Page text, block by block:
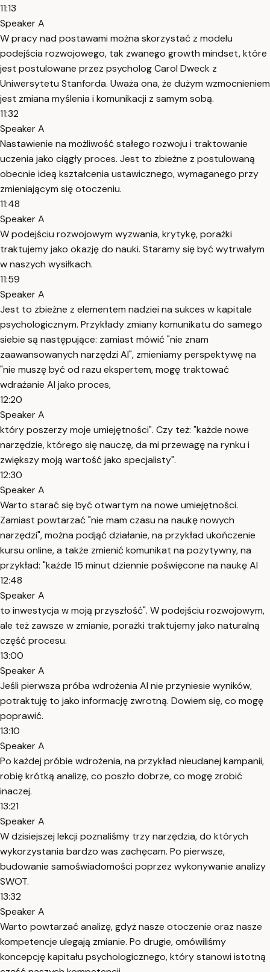
11:13
Speaker A
W pracy nad postawami można skorzystać z modelu
podejścia rozwojowego, tak zwanego growth mindset, które
jest postulowane przez psycholog Carol Dweck z
Uniwersytetu Stanforda. Uważa ona, że dużym wzmocnieniem
jest zmiana myślenia i komunikacji z samym sobą.
11:32
Speaker A
Nastawienie na możliwość stałego rozwoju i traktowanie
uczenia jako ciągły proces. Jest to zbieżne z postulowaną
obecnie ideą kształcenia ustawicznego, wymaganego przy
zmieniającym się otoczeniu.
11:48
Speaker A
W podejściu rozwojowym wyzwania, krytykę, porażki
traktujemy jako okazję do nauki. Staramy się być wytrwałym
w naszych wysiłkach.
11:59
Speaker A
Jest to zbieżne z elementem nadziei na sukces w kapitale
psychologicznym. Przykłady zmiany komunikatu do samego
siebie są następujące: zamiast mówić "nie znam
zaawansowanych narzędzi AI", zmieniamy perspektywę na
"nie muszę być od razu ekspertem, mogę traktować
wdrażanie AI jako proces,
12:20
Speaker A
który poszerzy moje umiejętności". Czy też: "każde nowe
narzędzie, którego się nauczę, da mi przewagę na rynku i
zwiększy moją wartość jako specjalisty".
12:30
Speaker A
Warto starać się być otwartym na nowe umiejętności.
Zamiast powtarzać "nie mam czasu na naukę nowych
narzędzi", można podjąć działanie, na przykład ukończenie
kursu online, a także zmienić komunikat na pozytywny, na
przykład: "każde 15 minut dziennie poświęcone na naukę AI
12:48
Speaker A
to inwestycja w moją przyszłość". W podejściu rozwojowym,
ale też zawsze w zmianie, porażki traktujemy jako naturalną
część procesu.
13:00
Speaker A
Jeśli pierwsza próba wdrożenia AI nie przyniesie wyników,
potraktuję to jako informację zwrotną. Dowiem się, co mogę
poprawić.
13:10
Speaker A
Po każdej próbie wdrożenia, na przykład nieudanej kampanii,
robię krótką analizę, co poszło dobrze, co mogę zrobić
inaczej.
13:21
Speaker A
W dzisiejszej lekcji poznaliśmy trzy narzędzia, do których
wykorzystania bardzo was zachęcam. Po pierwsze,
budowanie samoświadomości poprzez wykonywanie analizy
SWOT.
13:32
Speaker A
Warto powtarzać analizę, gdyż nasze otoczenie oraz nasze
kompetencje ulegają zmianie. Po drugie, omówiliśmy
koncepcję kapitału psychologicznego, który stanowi istotną